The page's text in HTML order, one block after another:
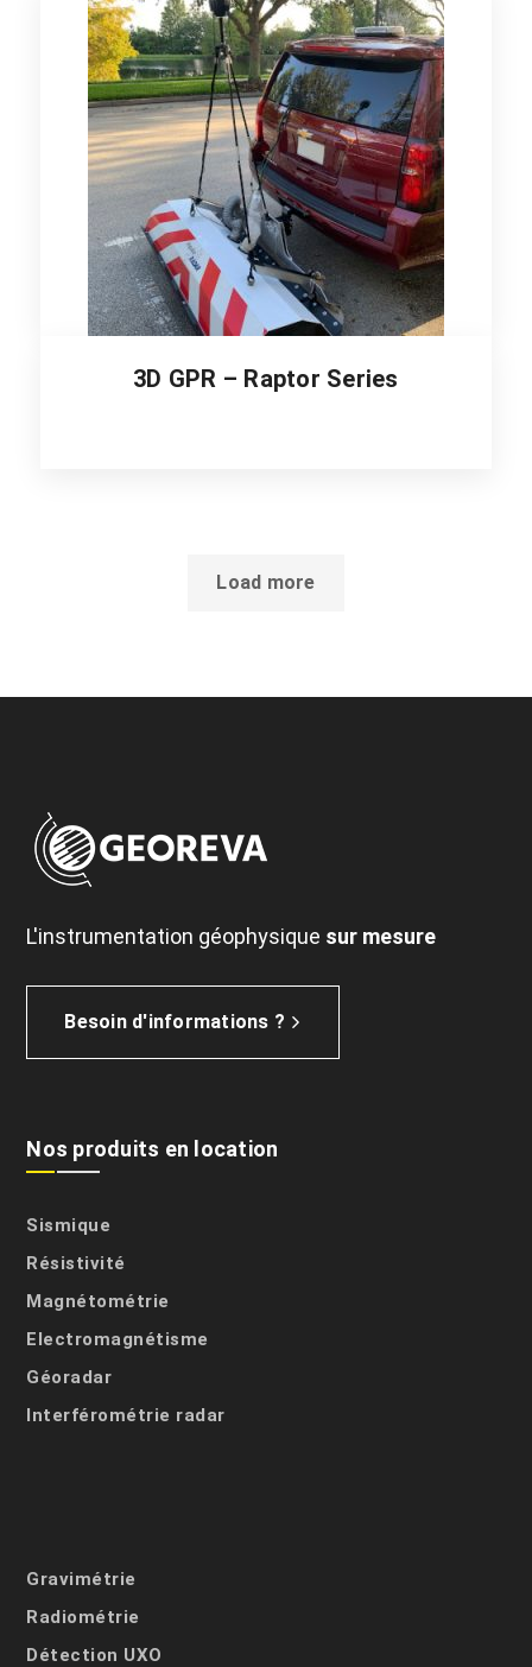
3D GPR – Raptor Series
Load more
L'instrumentation géophysique sur mesure
Besoin d'informations ?
Nos produits en location
Sismique
Résistivité
Magnétométrie
Electromagnétisme
Géoradar
Interférométrie radar
Gravimétrie
Radiométrie
Détection UXO